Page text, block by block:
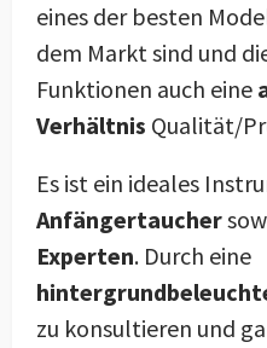
eines der besten
dem Markt sind und
Funktionen auch eine
Verhältnis Qualität/
Es ist ein ideales
Anfängertaucher
Experten. Durch eine
zu konsultieren und